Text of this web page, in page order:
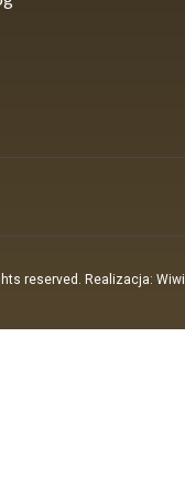
reserved. Realizacja: Wiwi